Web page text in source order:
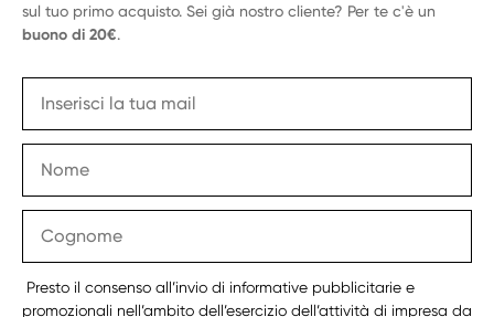
sul tuo primo acquisto. Sei già nostro cliente? Per te c'è un
buono di 20€.
Presto il consenso all’invio di informative pubblicitarie e
promozionali nell’ambito dell’esercizio dell’attività di impresa da